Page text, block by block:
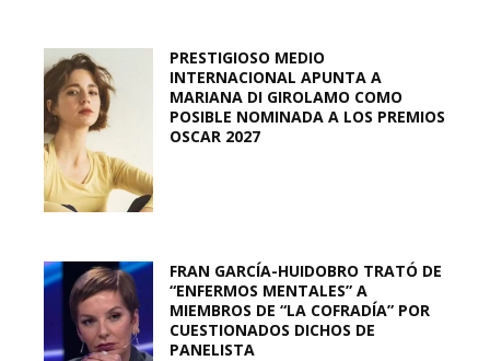
PRESTIGIOSO MEDIO
INTERNACIONAL APUNTA A
MARIANA DI GIROLAMO COMO
POSIBLE NOMINADA A LOS PREMIOS
OSCAR 2027
FRAN GARCÍA-HUIDOBRO TRATÓ DE
“ENFERMOS MENTALES” A
MIEMBROS DE “LA COFRADÍA” POR
CUESTIONADOS DICHOS DE
PANELISTA